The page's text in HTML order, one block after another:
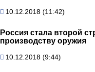
10.12.2018 (11:42)
Россия стала второй
производству оружия
10.12.2018 (9:44)